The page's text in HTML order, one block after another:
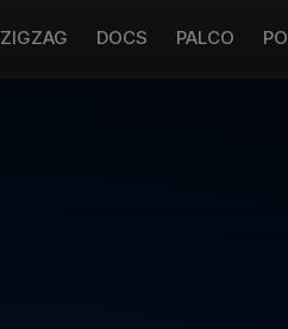
ZIGZAG DOCS PALCO